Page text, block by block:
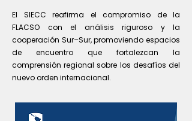
El SIECC reafirma el compromiso de la
FLACSO con el análisis riguroso y la
cooperación Sur–Sur, promoviendo espacios
de encuentro que fortalezcan la
comprensión regional sobre los desafíos del
nuevo orden internacional.